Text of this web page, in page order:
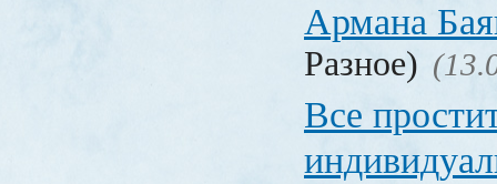
Армана
Разное)
Все